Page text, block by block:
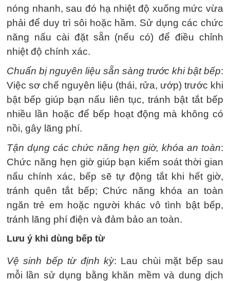
nóng nhanh, sau đó hạ nhiệt độ xuống mức vừa
phải để duy trì sôi hoặc hầm. Sử dụng các chức
năng nấu cài đặt sẵn (nếu có) để điều chỉnh
nhiệt độ chính xác.
Chuẩn bị nguyên liệu sẵn sàng trước khi bật bếp:
Việc sơ chế nguyên liệu (thái, rửa, ướp) trước khi
bật bếp giúp bạn nấu liên tục, tránh bật tắt bếp
nhiều lần hoặc để bếp hoạt động mà không có
nồi, gây lãng phí.
Tận dụng các chức năng hẹn giờ, khóa an toàn:
Chức năng hẹn giờ giúp bạn kiểm soát thời gian
nấu chính xác, bếp sẽ tự động tắt khi hết giờ,
tránh quên tắt bếp; Chức năng khóa an toàn
ngăn trẻ em hoặc người khác vô tình bật bếp,
tránh lãng phí điện và đảm bảo an toàn.
Lưu ý khi dùng bếp từ
Vệ sinh bếp từ định kỳ: Lau chùi mặt bếp sau
mỗi lần sử dụng bằng khăn mềm và dung dịch